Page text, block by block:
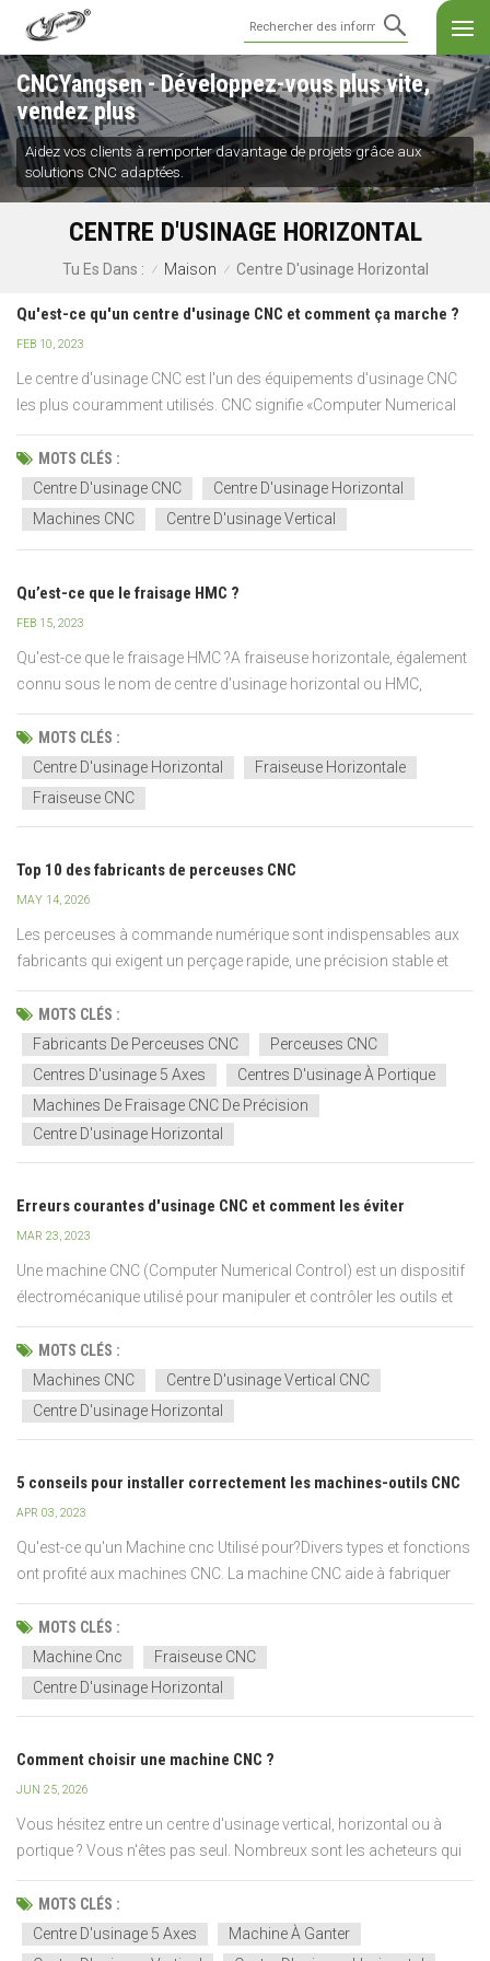
CNCYangsen - Développez-vous plus vite,
vendez plus
Aidez vos clients à remporter davantage de projets grâce aux
solutions CNC adaptées.
CENTRE D'USINAGE HORIZONTAL
Tu Es Dans : / Maison / Centre D'usinage Horizontal
Qu'est-ce qu'un centre d'usinage CNC et comment ça marche ?
FEB 10, 2023
Le centre d'usinage CNC est l'un des équipements d'usinage CNC
les plus couramment utilisés. CNC signifie «Computer Numerical
Control», et ces machines utilisent des technologies assistées par
ordinateur pour automatiser des processus tels que la coupe, le
perç...
MOTS CLÉS :
Centre D'usinage CNC
Centre D'usinage Horizontal
Machines CNC
Centre D'usinage Vertical
Qu’est-ce que le fraisage HMC ?
FEB 15, 2023
Qu'est-ce que le fraisage HMC ?A fraiseuse horizontale, également
connu sous le nom de centre d'usinage horizontal ou HMC,
comporte un outil de coupe orienté horizontalement. Leur
conception horizontale permet aux copeaux de tomber des
centres d'usinage horizontaux.Les centres d'usinage CNC décrive...
MOTS CLÉS :
Centre D'usinage Horizontal
Fraiseuse Horizontale
Fraiseuse CNC
Top 10 des fabricants de perceuses CNC
MAY 14, 2026
Les perceuses à commande numérique sont indispensables aux
fabricants qui exigent un perçage rapide, une précision stable et
une production de masse efficace. Cependant, de nombreuses
entreprises rencontrent encore des problèmes tels qu'une faible
productivité, une régularité de perçage insuffisante...
MOTS CLÉS :
Fabricants De Perceuses CNC
Perceuses CNC
Centres D'usinage 5 Axes
Centres D'usinage À Portique
Machines De Fraisage CNC De Précision
Centre D'usinage Horizontal
Erreurs courantes d'usinage CNC et comment les éviter
MAR 23, 2023
Une machine CNC (Computer Numerical Control) est un dispositif
électromécanique utilisé pour manipuler et contrôler les outils et
dispositifs d'atelier d'usinage à l'aide de la programmation
informatique. Il fonctionne en prenant le code généré...
MOTS CLÉS :
Machines CNC
Centre D'usinage Vertical CNC
Centre D'usinage Horizontal
5 conseils pour installer correctement les machines-outils CNC
APR 03, 2023
Qu'est-ce qu'un Machine cnc Utilisé pour?Divers types et fonctions
ont profité aux machines CNC. La machine CNC aide à fabriquer
des produits allant des appareils électroniques et des bijoux aux
pièces automobiles rapidement et efficacement dans toutes les
industries. L'équipement CNC a été utilisé...
MOTS CLÉS :
Machine Cnc
Fraiseuse CNC
Centre D'usinage Horizontal
Comment choisir une machine CNC ?
JUN 25, 2026
Vous hésitez entre un centre d'usinage vertical, horizontal ou à
portique ? Vous n'êtes pas seul. Nombreux sont les acheteurs qui
privilégient d'abord le prix ou les spécifications, pour se rendre
compte ensuite que la machine n'est pas adaptée à leurs pièces ou
à leurs besoins de production.Choisir...
MOTS CLÉS :
Centre D'usinage 5 Axes
Machine À Ganter